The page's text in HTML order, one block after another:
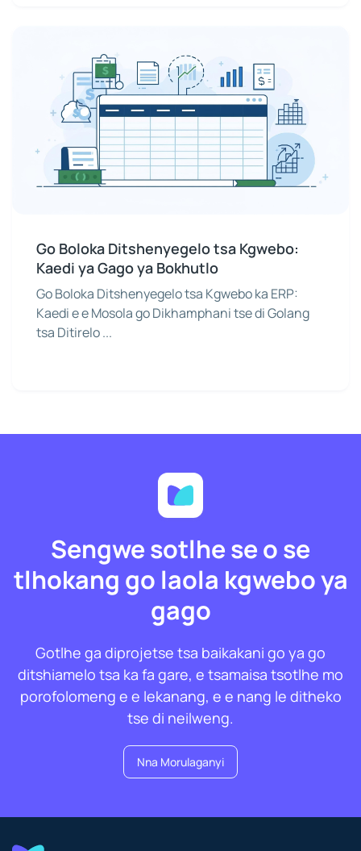
Go Boloka Ditshenyegelo tsa Kgwebo:
Kaedi ya Gago ya Bokhutlo
Go Boloka Ditshenyegelo tsa Kgwebo ka ERP:
Kaedi e e Mosola go Dikhamphani tse di Golang
tsa Ditirelo ...
Sengwe sotlhe se o se
tlhokang go laola kgwebo ya
gago
Gotlhe ga diprojetse tsa baikakani go ya go
ditshiamelo tsa ka fa gare, e tsamaisa tsotlhe mo
porofolomeng e e lekanang, e e nang le ditheko
tse di neilweng.
Nna Morulaganyi